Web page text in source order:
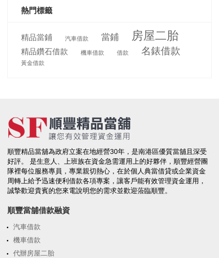
熱門標籤
精品當鋪 汽車借款 當鋪 房屋二胎
精品鑽石借款 機車借款 借款 名錶借款
黃金借款
順豐精品當舖為政府立案在地經營30年，是南港區優質當舖且深受
好評。 是生意人、上班族在資金急需運用上的好夥伴，順豐經營團
隊裡每位服務專員，專業親切熱心，在於個人典當借貸或企業資金
周轉上給予迅速便利借款各項專案，讓客戶能有效管理資金運用，
誠摯歡迎貴賓的您來電說明您的需求並歡迎蒞臨順豐。
順豐當舖借款融資
汽車借款
機車借款
代辦房屋二胎